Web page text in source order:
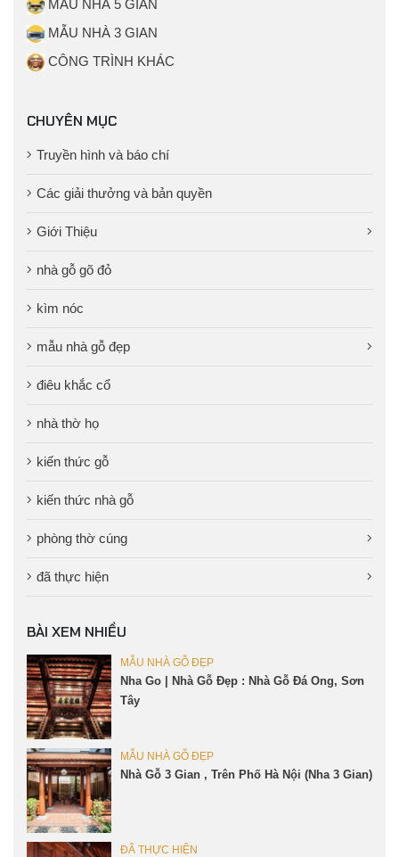
MẪU NHÀ 5 GIAN
MẪU NHÀ 3 GIAN
CÔNG TRÌNH KHÁC
CHUYÊN MỤC
Truyền hình và báo chí
Các giải thưởng và bản quyền
Giới Thiệu
nhà gỗ gõ đỏ
kìm nóc
mẫu nhà gỗ đẹp
điêu khắc cổ
nhà thờ họ
kiến thức gỗ
kiến thức nhà gỗ
phòng thờ cúng
đã thực hiện
BÀI XEM NHIỀU
MẪU NHÀ GỖ ĐẸP
Nha Go | Nhà Gỗ Đẹp : Nhà Gỗ Đá Ong, Sơn
Tây
MẪU NHÀ GỖ ĐẸP
Nhà Gỗ 3 Gian , Trên Phố Hà Nội (Nha 3 Gian)
ĐÃ THỰC HIỆN